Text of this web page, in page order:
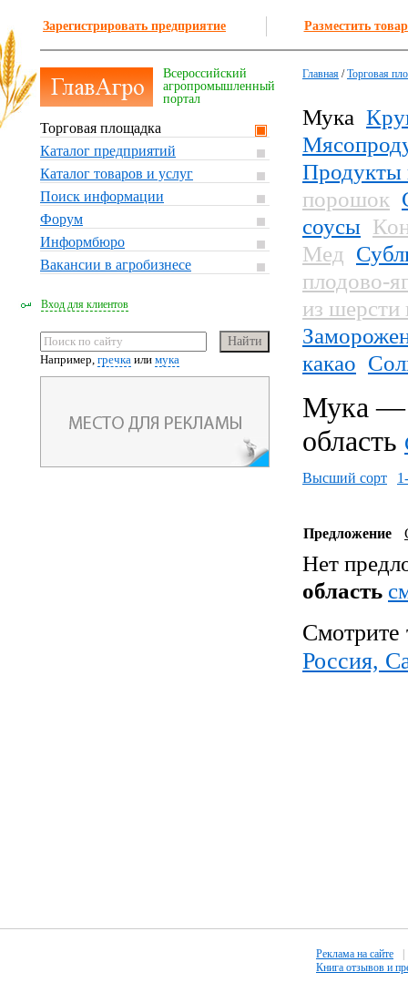
Зарегистрировать предприятие Разместить
Всероссийский
агропромышленный
портал
Торговая площадка
Каталог предприятий
Каталог товаров и услуг
Поиск информации
Форум
Информбюро
Вакансии в агробизнесе
Вход для клиентов
Например, гречка или мука
Главная /Торговая
Мука
Продукты
порошок
соусы
Мед
плодово-
из
какао
Мука —
область
Высший сорт
Предложение
Нет
область
Смотрите
Россия,
Реклама на сайте
Книга отзывов и